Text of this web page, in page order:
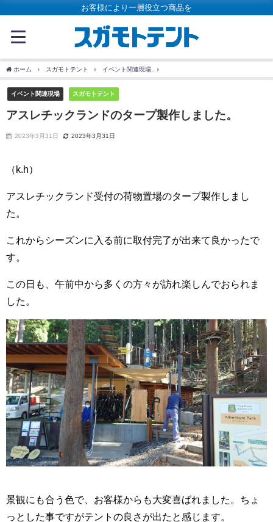
お客様により一層役立つ商品を
ホーム スガモトテント イベント関連現場
イベント関連現場 スガモトテント
アスレチックランドのタープ製作しました。
2023年3月31日 2023年3月31日
（k.h）
アスレチックランド受付の荷物置場のタープ製作しまし
た。
これからシーズンに入る前に取付完了が出来て良かったで
す。
この日も、午前中から多くの方々が訪れ楽しんでおられま
した。
景観にも合う色で、お客様からも大変喜ばれました。ちょ
っとした事ですがテントの良さが出たと感じます。